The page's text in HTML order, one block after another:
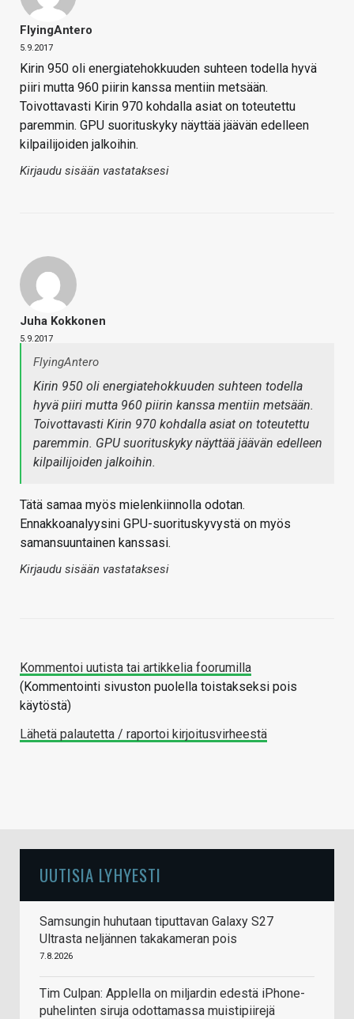
FlyingAntero
5.9.2017
Kirin 950 oli energiatehokkuuden suhteen todella hyvä
piiri mutta 960 piirin kanssa mentiin metsään.
Toivottavasti Kirin 970 kohdalla asiat on toteutettu
paremmin. GPU suorituskyky näyttää jäävän edelleen
kilpailijoiden jalkoihin.
Kirjaudu sisään vastataksesi
Juha Kokkonen
5.9.2017
FlyingAntero
Kirin 950 oli energiatehokkuuden suhteen todella
hyvä piiri mutta 960 piirin kanssa mentiin metsään.
Toivottavasti Kirin 970 kohdalla asiat on toteutettu
paremmin. GPU suorituskyky näyttää jäävän edelleen
kilpailijoiden jalkoihin.
Tätä samaa myös mielenkiinnolla odotan.
Ennakkoanalyysini GPU-suorituskyvystä on myös
samansuuntainen kanssasi.
Kirjaudu sisään vastataksesi
Kommentoi uutista tai artikkelia foorumilla
(Kommentointi sivuston puolella toistakseksi pois
käytöstä)
Lähetä palautetta / raportoi kirjoitusvirheestä
UUTISIA LYHYESTI
Samsungin huhutaan tiputtavan Galaxy S27
Ultrasta neljännen takakameran pois
7.8.2026
Tim Culpan: Applella on miljardin edestä iPhone-
puhelinten siruja odottamassa muistipiirejä